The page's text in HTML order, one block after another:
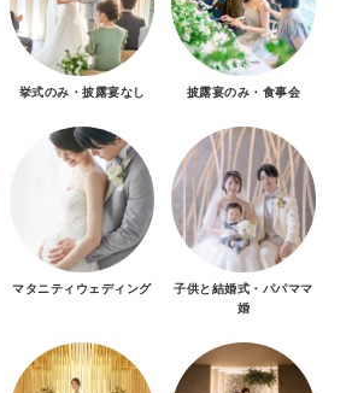
挙式のみ・披露宴なし 披露宴のみ・食事会
マタニティウェディング
子供と結婚式・パパママ
婚